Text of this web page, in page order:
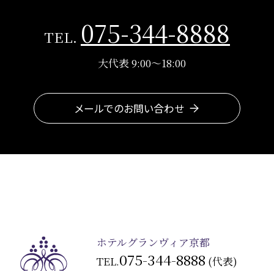
TEL. 075-344-8888
大代表 9:00～18:00
メールでのお問い合わせ
ホテルグランヴィア京都
TEL.075-344-8888 (代表)